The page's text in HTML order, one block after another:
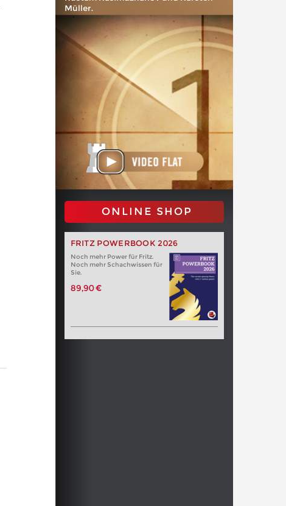
Müller.
ONLINE SHOP
FRITZ POWERBOOK 2026
Noch mehr Power für Fritz.
Noch mehr Schachwissen für
Sie.
89,90 €